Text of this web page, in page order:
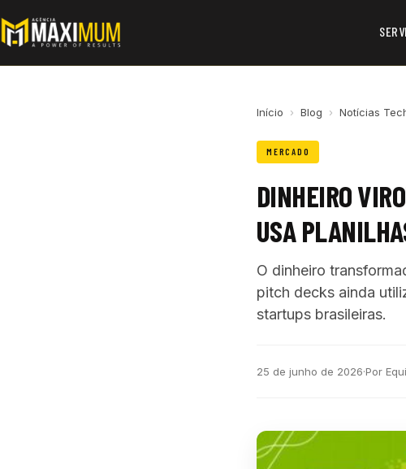
Início › Blog › Notícias
MERCADO
DINHEIRO
USA
O dinheiro
pitch decks ainda
startups brasileiras.
25 de junho de 2026·Por